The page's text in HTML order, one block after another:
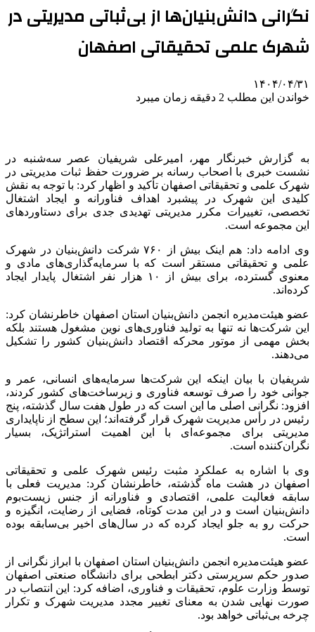
نگرانی دانش‌بنیان‌ها از بی‌ثباتی مدیریتی در
شهرک علمی تحقیقاتی اصفهان
۱۴۰۴/۰۴/۳۱
خواندن این مطلب 2 دقیقه زمان میبرد
به گزارش خبرنگار مهر، امیرعلی شریفیان عصر سه‌شنبه در
نشست خبری با اصحاب رسانه بر ضرورت حفظ ثبات مدیریتی در
شهرک علمی و تحقیقاتی اصفهان تأکید و اظهار کرد: با توجه به نقش
کلیدی این شهرک در پیشبرد اهداف فناورانه و ایجاد اشتغال
تخصصی، تغییرات مکرر مدیریتی تهدیدی جدی برای دستاوردهای
این مجموعه است.
وی ادامه داد: هم اینک بیش از ۷۶۰ شرکت دانش‌بنیان در شهرک
علمی و تحقیقاتی مستقر است که با سرمایه‌گذاری‌های مادی و
معنوی گسترده، برای بیش از ۱۰ هزار نفر اشتغال پایدار ایجاد
کرده‌اند.
عضو هیئت‌مدیره انجمن دانش‌بنیان استان اصفهان خاطرنشان کرد:
این شرکت‌ها نه تنها به تولید فناوری‌های نوین مشغول هستند بلکه
بخش مهمی از موتور محرکه اقتصاد دانش‌بنیان کشور را تشکیل
می‌دهند.
شریفیان با بیان اینکه این شرکت‌ها سرمایه‌های انسانی، عمر و
جوانی خود را صرف توسعه فناوری و زیرساخت‌های کشور کردند،
افزود: نگرانی اصلی ما این است که در طول هفت سال گذشته، پنج
رئیس در رأس مدیریت شهرک قرار گرفته‌اند؛ این سطح از ناپایداری
مدیریتی برای مجموعه‌ای با این اهمیت استراتژیک، بسیار
نگران‌کننده است.
وی با اشاره به عملکرد مثبت رئیس شهرک علمی و تحقیقاتی
اصفهان در هشت ماه گذشته، خاطرنشان کرد: مدیریت فعلی با
سابقه فعالیت علمی، اقتصادی و فناورانه از جنس زیست‌بوم
دانش‌بنیان است و در این مدت کوتاه، فضایی از رضایت، انگیزه و
حرکت رو به جلو ایجاد کرده که در سال‌های اخیر بی‌سابقه بوده
است.
عضو هیئت‌مدیره انجمن دانش‌بنیان استان اصفهان با ابراز نگرانی از
صدور حکم سرپرستی دکتر ابطحی برای دانشگاه صنعتی اصفهان
توسط وزارت علوم، تحقیقات و فناوری، اضافه کرد: این انتصاب در
صورت نهایی شدن به معنای تغییر مجدد مدیریت شهرک و تکرار
چرخه بی‌ثباتی خواهد بود.